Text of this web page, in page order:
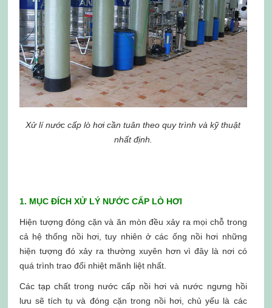
Xử lí nước cấp lò hơi cần tuân theo quy trình và kỹ thuật
nhất định.
1. MỤC ĐÍCH XỬ LÝ NƯỚC CẤP LÒ HƠI
Hiện tượng đóng cặn và ăn mòn đều xảy ra mọi chỗ trong
cả hệ thống nồi hơi, tuy nhiên ở các ống nồi hơi những
hiện tượng đó xảy ra thường xuyên hơn vì đây là nơi có
quá trình trao đổi nhiệt mãnh liệt nhất.
Các tạp chất trong nước cấp nồi hơi và nước ngưng hồi
lưu sẽ tích tụ và đóng cặn trong nồi hơi, chủ yếu là các